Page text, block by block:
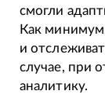
смогли
Как
и
случае, при
аналитику.